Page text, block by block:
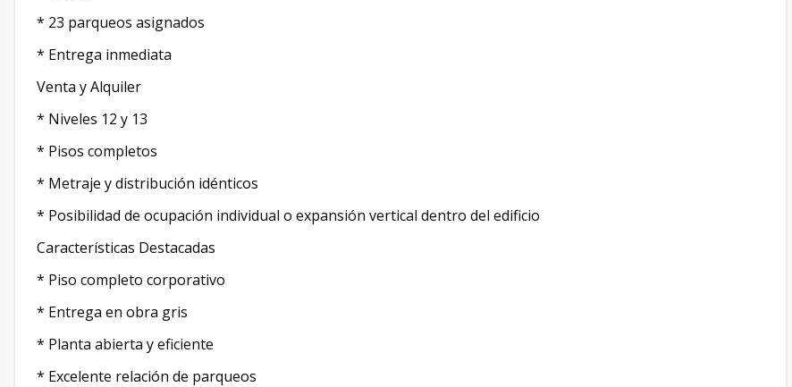
* 23 parqueos asignados
* Entrega inmediata
Venta y Alquiler
* Niveles 12 y 13
* Pisos completos
* Metraje y distribución idénticos
* Posibilidad de ocupación individual o expansión vertical dentro del edificio
Características Destacadas
* Piso completo corporativo
* Entrega en obra gris
* Planta abierta y eficiente
* Excelente relación de parqueos